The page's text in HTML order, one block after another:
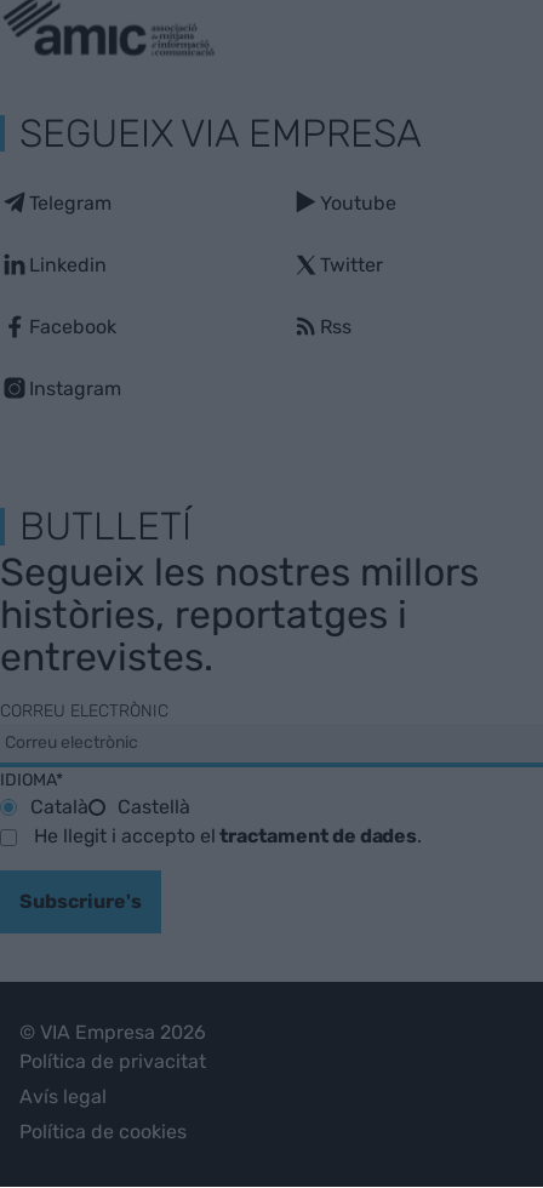
SEGUEIX VIA EMPRESA
Telegram
Linkedin
Facebook
Instagram
Youtube
Twitter
Rss
BUTLLETÍ
Segueix les nostres millors
històries, reportatges i
entrevistes.
CORREU ELECTRÒNIC
IDIOMA*
Català
Castellà
He llegit i accepto eltractament de dades.
Subscriure's
© VIA Empresa 2026
Política de privacitat
Avís legal
Política de cookies